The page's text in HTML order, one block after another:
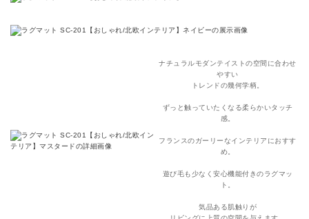
ナチュラルモダンテイストの空間に合わせ
やすい
トレンドの幾何学柄。
ずっと触っていたくなる柔らかいタッチ
感。
フランスのガーリーなインテリアにおすす
め。
遊び毛も少なく安心機能付きのラグマッ
ト。
気品ある肌触りが